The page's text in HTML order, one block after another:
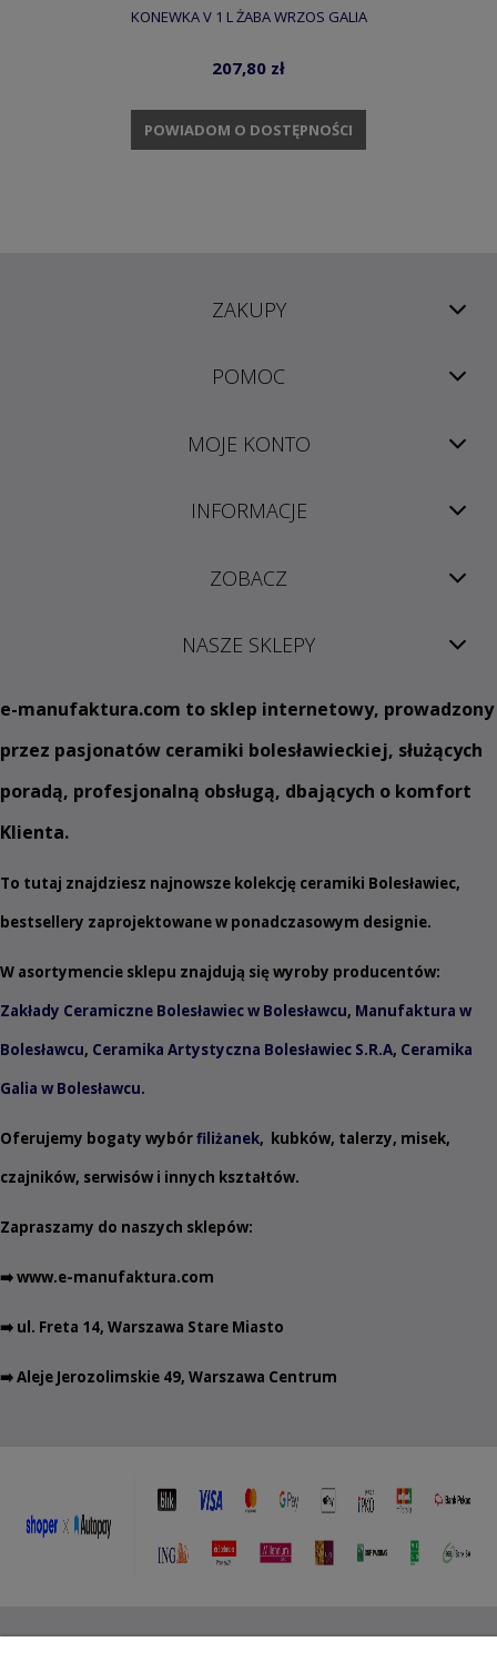
KONEWKA V 1 L ŻABA WRZOS GALIA
207,80 zł
POWIADOM O DOSTĘPNOŚCI
ZAKUPY
POMOC
MOJE KONTO
INFORMACJE
ZOBACZ
NASZE SKLEPY
e-manufaktura.com to sklep internetowy, prowadzony
przez pasjonatów ceramiki bolesławieckiej, służących
poradą, profesjonalną obsługą, dbających o komfort
Klienta.
To tutaj znajdziesz najnowsze kolekcję ceramiki Bolesławiec,
bestsellery zaprojektowane w ponadczasowym designie.
W asortymencie sklepu znajdują się wyroby producentów:
Zakłady Ceramiczne Bolesławiec w Bolesławcu, Manufaktura w
Bolesławcu, Ceramika Artystyczna Bolesławiec S.R.A, Ceramika
Galia w Bolesławcu.
Oferujemy bogaty wybórfiliżanek, kubków, talerzy, misek,
czajników, serwisów i innych kształtów.
Zapraszamy do naszych sklepów:
➡️www.e-manufaktura.com
➡️ ul. Freta 14, Warszawa Stare Miasto
➡️ Aleje Jerozolimskie 49, Warszawa Centrum